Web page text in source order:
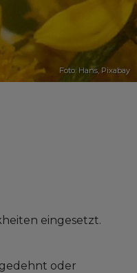
Foto: Hans, Pixabay
eingesetzt.
oder